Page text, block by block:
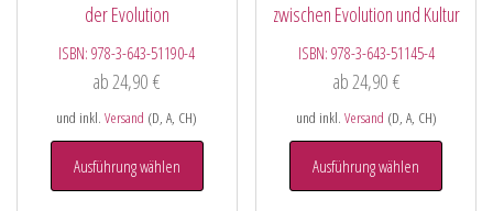
der Evolution
ISBN:978-3-643-51190-4
ab24,90€
und inkl.Versand (D, A, CH)
Ausführung wählen
zwischen Evolution und Kultur
ISBN: 978-3-643-51145-4
ab24,90 €
und inkl. Versand (D, A, CH)
Ausführung wählen